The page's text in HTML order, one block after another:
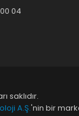
04
saklıdır.
A.Ş.'nin bir